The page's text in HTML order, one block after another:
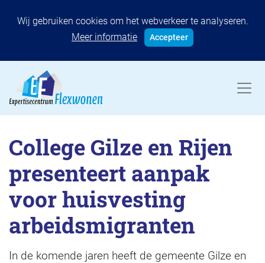
Wij gebruiken cookies om het webverkeer te analyseren.
Meer informatie
Accepteer
College Gilze en Rijen
presenteert aanpak
voor huisvesting
arbeidsmigranten
In de komende jaren heeft de gemeente Gilze en